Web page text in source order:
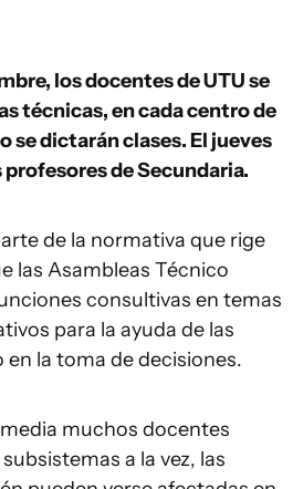
los docentes de UTU se
técnicas, en cada centro de
se dictarán clases. El jueves
profesores de Secundaria.
de la normativa que rige
las Asambleas Técnico
consultivas en temas
para la ayuda de las
la toma de decisiones.
muchos docentes
a la vez, las